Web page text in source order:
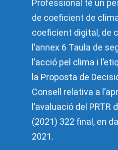
Professional té un
de coeficient de
coeficient digital, de
l’annex 6 Taula de
l’acció pel clima i
la Proposta de
Consell relativa a
l’avaluació del PRTR
(2021) 322 final, en
2021.